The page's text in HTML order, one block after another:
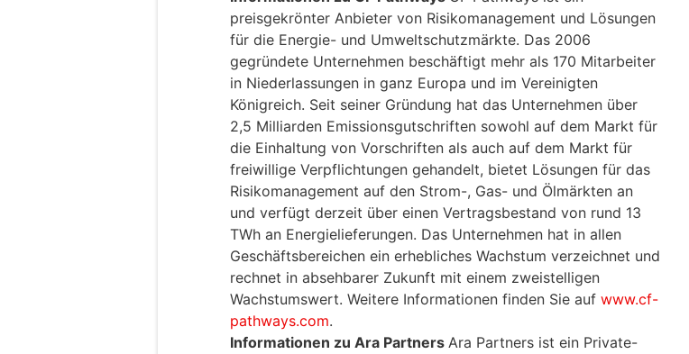
preisgekrönter Anbieter von Risikomanagement und Lösungen
für die Energie- und Umweltschutzmärkte. Das 2006
gegründete Unternehmen beschäftigt mehr als 170 Mitarbeiter
in Niederlassungen in ganz Europa und im Vereinigten
Königreich. Seit seiner Gründung hat das Unternehmen über
2,5 Milliarden Emissionsgutschriften sowohl auf dem Markt für
die Einhaltung von Vorschriften als auch auf dem Markt für
freiwillige Verpflichtungen gehandelt, bietet Lösungen für das
Risikomanagement auf den Strom-, Gas- und Ölmärkten an
und verfügt derzeit über einen Vertragsbestand von rund 13
TWh an Energielieferungen. Das Unternehmen hat in allen
Geschäftsbereichen ein erhebliches Wachstum verzeichnet und
rechnet in absehbarer Zukunft mit einem zweistelligen
Wachstumswert. Weitere Informationen finden Sie auf www.cf-
pathways.com.
Informationen zu Ara Partners Ara Partners ist ein Private-